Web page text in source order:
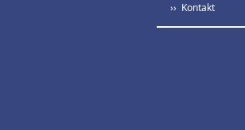
›› Kontakt